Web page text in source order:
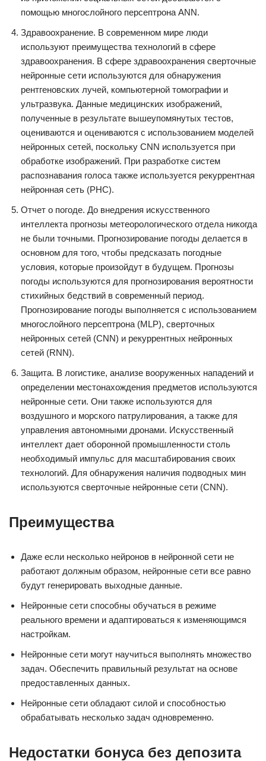
помощью многослойного персептрона ANN.
Здравоохранение. В современном мире люди
используют преимущества технологий в сфере
здравоохранения. В сфере здравоохранения сверточные
нейронные сети используются для обнаружения
рентгеновских лучей, компьютерной томографии и
ультразвука. Данные медицинских изображений,
полученные в результате вышеупомянутых тестов,
оцениваются и оцениваются с использованием моделей
нейронных сетей, поскольку CNN используется при
обработке изображений. При разработке систем
распознавания голоса также используется рекуррентная
нейронная сеть (РНС).
Отчет о погоде. До внедрения искусственного
интеллекта прогнозы метеорологического отдела никогда
не были точными. Прогнозирование погоды делается в
основном для того, чтобы предсказать погодные
условия, которые произойдут в будущем. Прогнозы
погоды используются для прогнозирования вероятности
стихийных бедствий в современный период.
Прогнозирование погоды выполняется с использованием
многослойного персептрона (MLP), сверточных
нейронных сетей (CNN) и рекуррентных нейронных
сетей (RNN).
Защита. В логистике, анализе вооруженных нападений и
определении местонахождения предметов используются
нейронные сети. Они также используются для
воздушного и морского патрулирования, а также для
управления автономными дронами. Искусственный
интеллект дает оборонной промышленности столь
необходимый импульс для масштабирования своих
технологий. Для обнаружения наличия подводных мин
используются сверточные нейронные сети (CNN).
Преимущества
Даже если несколько нейронов в нейронной сети не
работают должным образом, нейронные сети все равно
будут генерировать выходные данные.
Нейронные сети способны обучаться в режиме
реального времени и адаптироваться к изменяющимся
настройкам.
Нейронные сети могут научиться выполнять множество
задач. Обеспечить правильный результат на основе
предоставленных данных.
Нейронные сети обладают силой и способностью
обрабатывать несколько задач одновременно.
Недостатки бонуса без депозита